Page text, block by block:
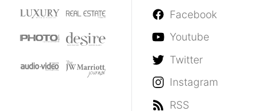
Facebook
Youtube
Twitter
Instagram
RSS